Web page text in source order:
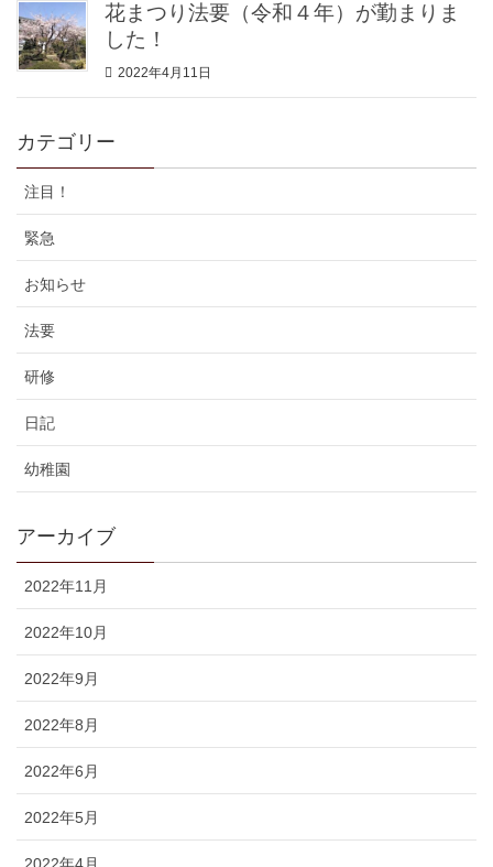
花まつり法要（令和４年）が勤まりま
した！
2022年4月11日
カテゴリー
注目！
緊急
お知らせ
法要
研修
日記
幼稚園
アーカイブ
2022年11月
2022年10月
2022年9月
2022年8月
2022年6月
2022年5月